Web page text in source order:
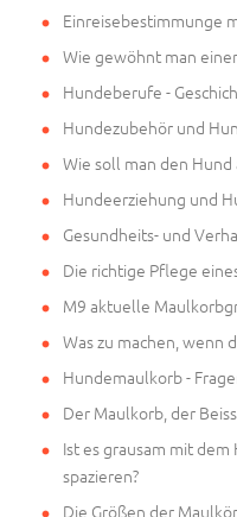
Einreisebestimmunge
Wie gewöhnt man
Hundeberufe -
Hundezubehör und
Wie soll man den
Hundeerziehung und
Gesundheits- und
Die richtige Pflege
M9 aktuelle
Was zu machen, wenn
Hundemaulkorb -
Der Maulkorb, der
Ist es grausam mit
spazieren?
Die Größen der